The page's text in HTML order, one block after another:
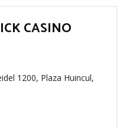
CASINO
1200, Plaza Huincul,